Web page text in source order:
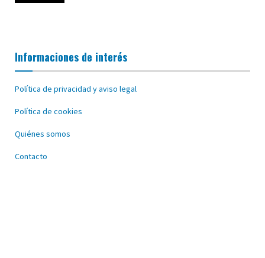
Informaciones de interés
Política de privacidad y aviso legal
Política de cookies
Quiénes somos
Contacto